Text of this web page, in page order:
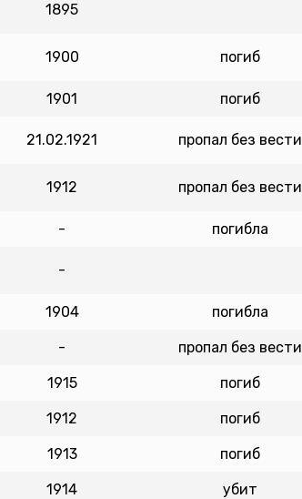
1895
1900 погиб
1901 погиб
21.02.1921 пропал без вести
1912 пропал без вести
- погибла
-
1904 погибла
- пропал без вести
1915 погиб
1912 погиб
1913 погиб
1914 убит